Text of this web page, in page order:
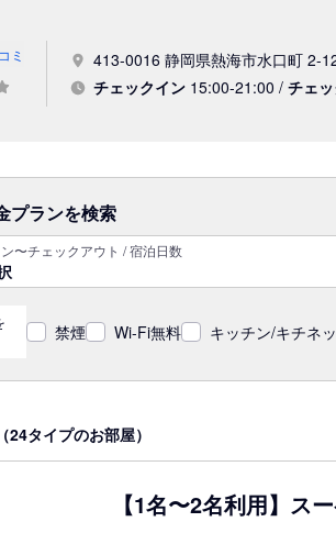
413-0016 静岡県熱海市水口町 2-
チェックイン 15:00-21:00 / チェ
ミ
プランを検索
〜チェックアウト / 宿泊日数
禁煙 Wi-Fi無料 キッチン/キチネ
（24タイプのお部屋）
【1名〜2名利用】ス